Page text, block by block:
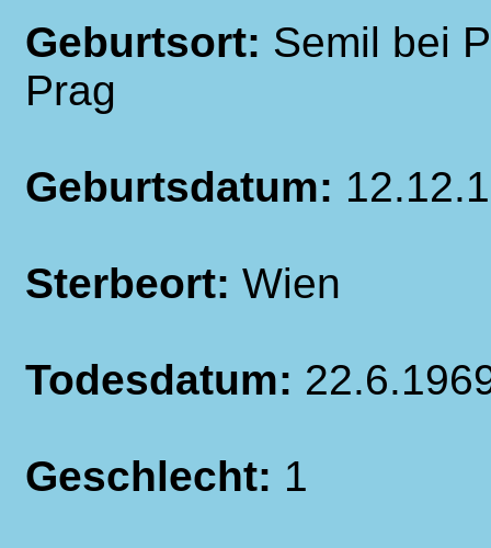
Geburtsort: Semil bei
Prag
Geburtsdatum:
Sterbeort: Wien
Todesdatum:
Geschlecht: 1